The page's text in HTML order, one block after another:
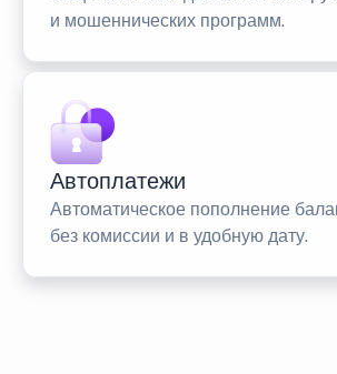
и мошеннических программ.
Автоплатежи
Автоматическое пополнение
без комиссии и в удобную дату.